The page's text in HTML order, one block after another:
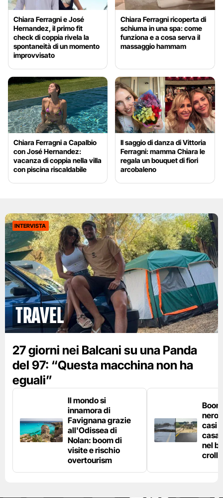
Chiara Ferragni e José
Hernandez, il primo fit
check di coppia rivela la
spontaneità di un momento
improvvisato
Chiara Ferragni ricoperta di
schiuma in una spa: come
funziona e a cosa serva il
massaggio hammam
Chiara Ferragni a Capalbio
con José Hernandez:
vacanza di coppia nella villa
con piscina riscaldabile
Il saggio di danza di Vittoria
Ferragni: mamma Chiara le
regala un bouquet di fiori
arcobaleno
INTERVISTA
Travel
27 giorni nei Balcani su una Panda
del 97: “Questa macchina non ha
eguali”
Il mondo si
innamora di
Favignana grazie
all'Odissea di
Nolan: boom di
visite e rischio
overtourism
nero
casi
casa
nel